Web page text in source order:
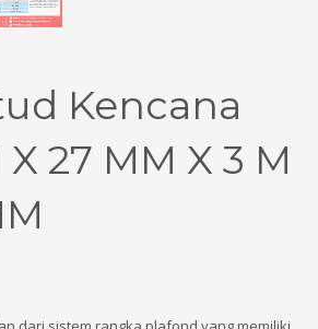
Kencana
27 MM X 3 M